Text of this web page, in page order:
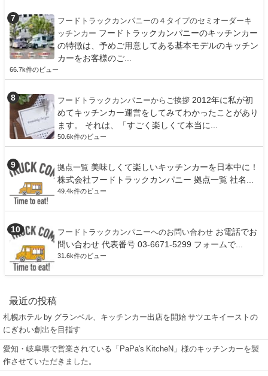
フードトラックカンパニーの４タイプのセミオーダーキ
ッチンカー フードトラックカンパニーのキッチンカー
の特徴は、予めご用意してある基本モデルのキッチン
カーをお客様のご...
66.7k件のビュー
フードトラックカンパニーからご挨拶 2012年に私が初
めてキッチンカー運営をしてみてわかったことがあり
ます。 それは、「すごく楽しくて本当に...
50.6k件のビュー
拠点一覧 美味しくて楽しいキッチンカーを日本中に！
株式会社フードトラックカンパニー 拠点一覧 社名...
49.4k件のビュー
フードトラックカンパニーへのお問い合わせ お電話でお
問い合わせ 代表番号 03-6671-5299 フォームで...
31.6k件のビュー
最近の投稿
札幌ホテル by グランベル、キッチンカー出店を開始 サツエキイーストの
にぎわい創出を目指す
愛知・岐阜県で営業されている「PaPa's KitcheN」様のキッチンカーを製
作させていただきました。